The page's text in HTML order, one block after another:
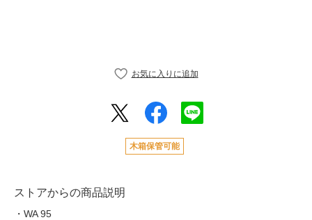
木箱保管可能
ストアからの商品説明
・WA 95